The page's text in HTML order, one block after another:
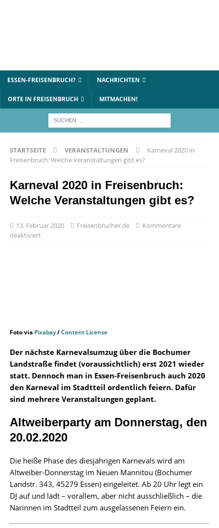
ESSEN-FREISENBRUCH? NACHRICHTEN
ORTE IN FREISENBRUCH MITMACHEN!
STARTSEITE VERANSTALTUNGEN
Karneval 2020 in
Freisenbruch: Welche Veranstaltungen gibt es?
Karneval 2020 in Freisenbruch:
Welche Veranstaltungen gibt es?
13. Februar 2020 Freisenbrucher.de
Kommentare
deaktiviert
Foto via Pixabay/Content License
Der nächste Karnevalsumzug über die Bochumer
Landstraße findet (voraussichtlich) erst 2021 wieder
statt. Dennoch man in Essen-Freisenbruch auch 2020
den Karneval im Stadtteil ordentlich feiern. Dafür
sind mehrere Veranstaltungen geplant.
Altweiberparty am Donnerstag, den
20.02.2020
Die heiße Phase des diesjährigen Karnevals wird am
Altweiber-Donnerstag im Neuen Mannitou (Bochumer
Landstr. 343, 45279 Essen) eingeleitet. Ab 20 Uhr legt ein
DJ auf und lädt – vorallem, aber nicht ausschließlich – die
Närinnen im Stadtteil zum ausgelassenen Feiern ein.